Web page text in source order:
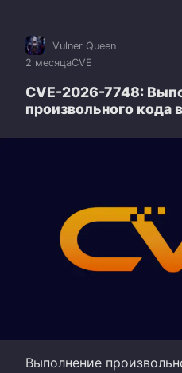
Vulner Queen
2 месяцаCVE
CVE-2026-7748:
произвольного кода
Выполнение